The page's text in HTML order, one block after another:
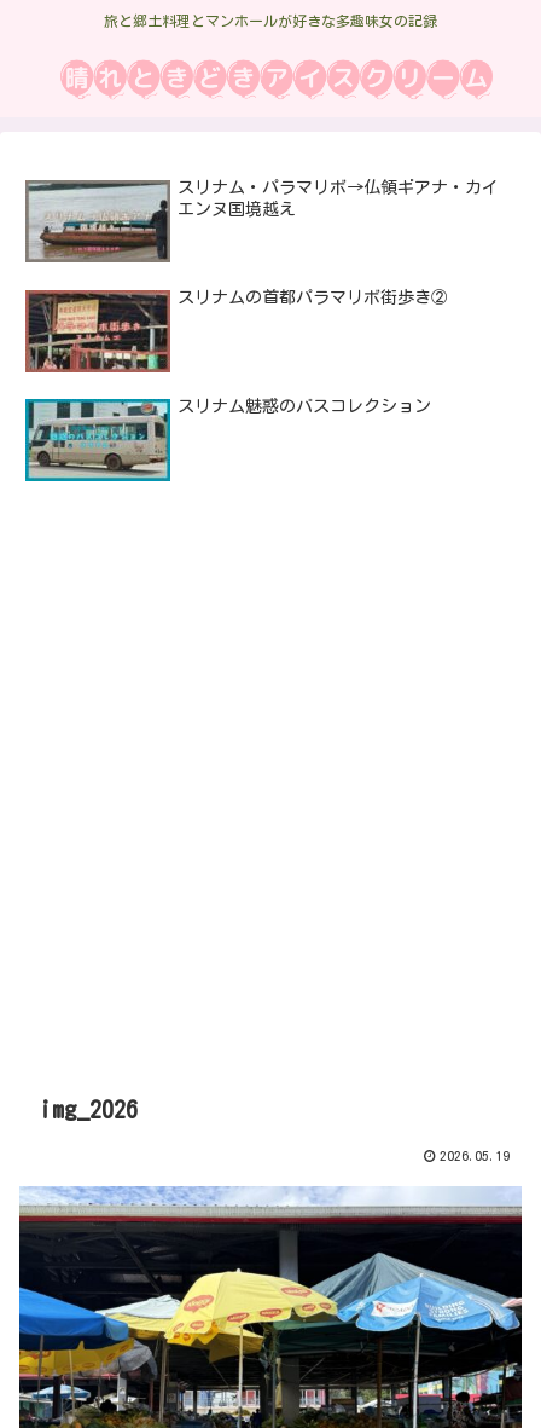
旅と郷土料理とマンホールが好きな多趣味女の記録
スリナム・パラマリボ→仏領ギアナ・カイ
エンヌ国境越え
スリナムの首都パラマリボ街歩き②
スリナム魅惑のバスコレクション
img_2026
2026.05.19